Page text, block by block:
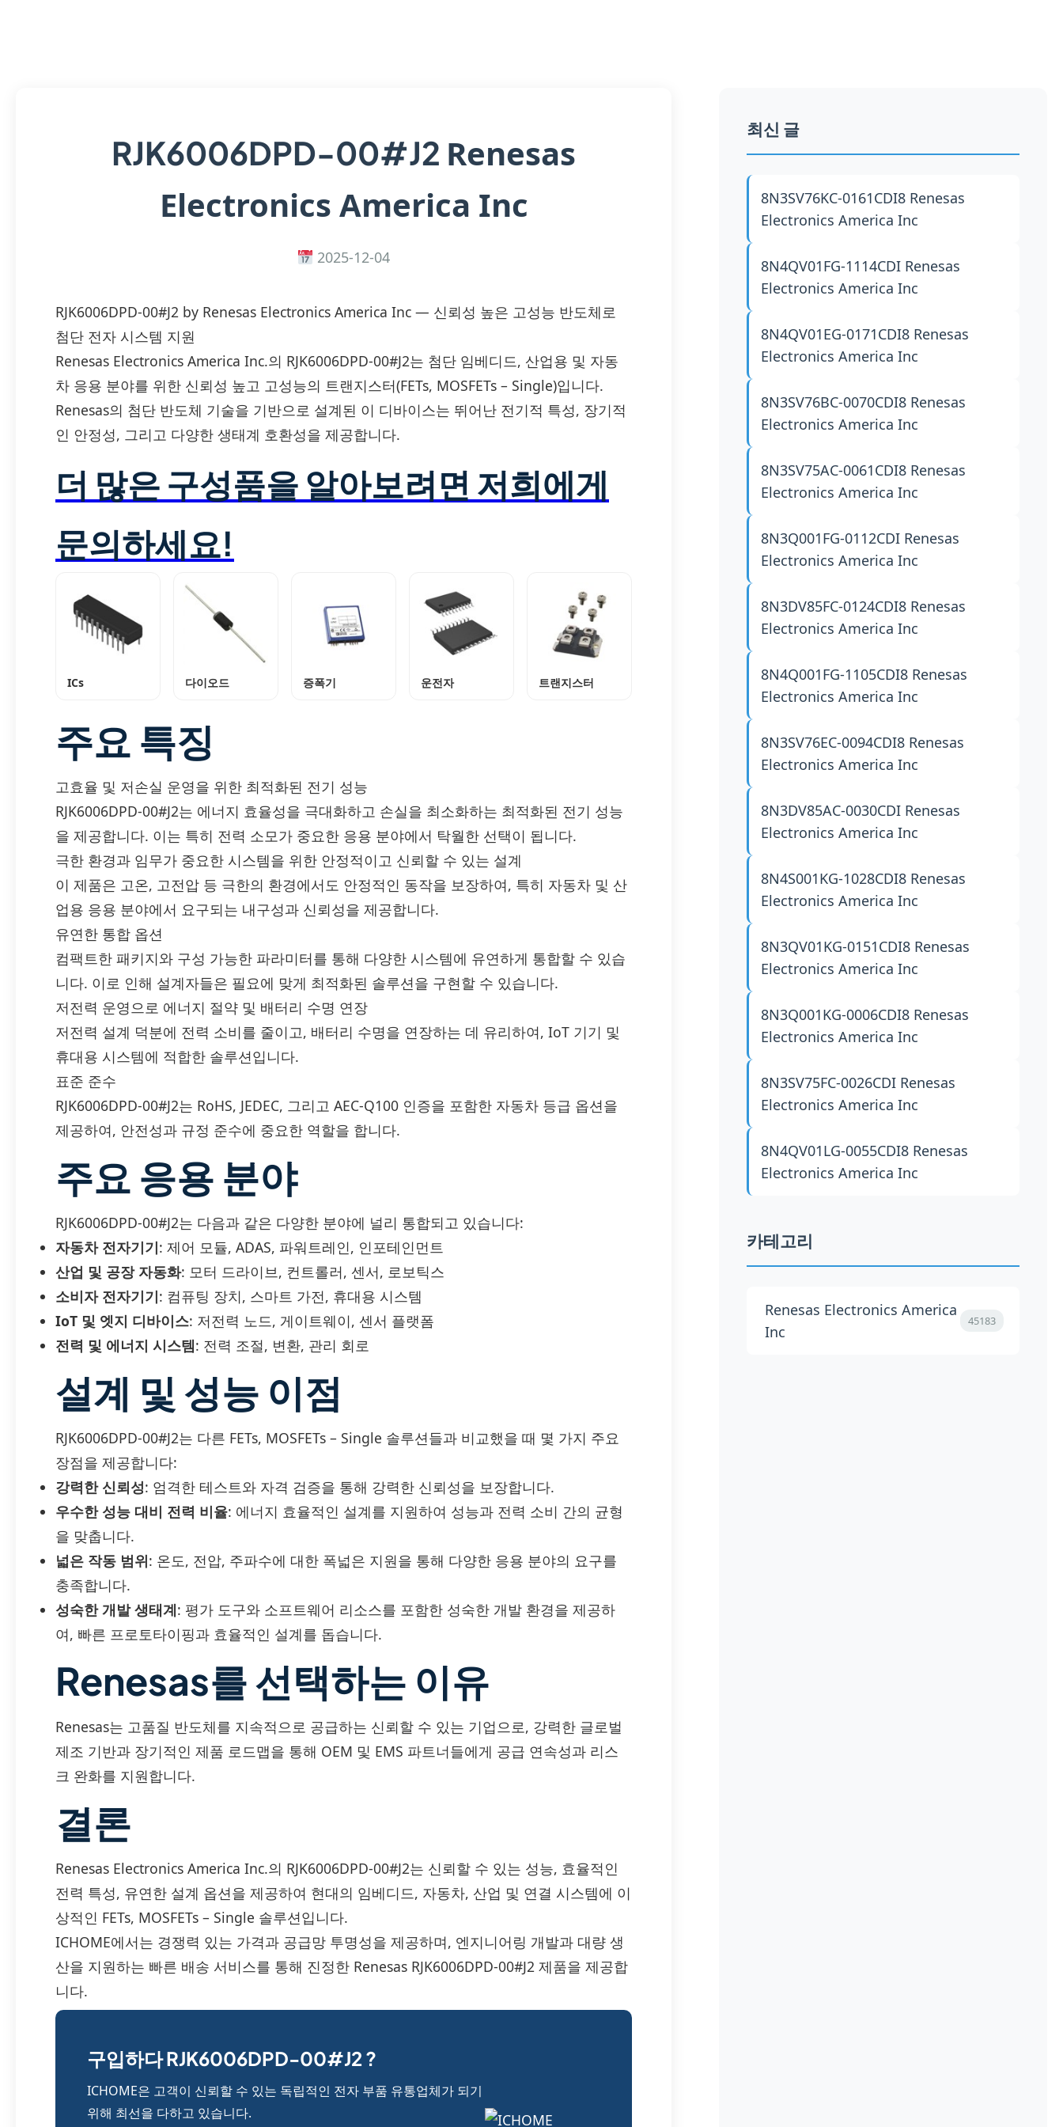
RJK6006DPD-00#J2 Renesas
Electronics America Inc
2025-12-04
RJK6006DPD-00#J2 by Renesas Electronics America Inc — 신뢰성 높은 고성능 반도체로
첨단 전자 시스템 지원
Renesas Electronics America Inc.의 RJK6006DPD-00#J2는 첨단 임베디드, 산업용 및 자동
차 응용 분야를 위한 신뢰성 높고 고성능의 트랜지스터(FETs, MOSFETs – Single)입니다.
Renesas의 첨단 반도체 기술을 기반으로 설계된 이 디바이스는 뛰어난 전기적 특성, 장기적
인 안정성, 그리고 다양한 생태계 호환성을 제공합니다.
더 많은 구성품을 알아보려면 저희에게
문의하세요!
ICs 다이오드 증폭기 운전자 트랜지스터
주요 특징
고효율 및 저손실 운영을 위한 최적화된 전기 성능
RJK6006DPD-00#J2는 에너지 효율성을 극대화하고 손실을 최소화하는 최적화된 전기 성능
을 제공합니다. 이는 특히 전력 소모가 중요한 응용 분야에서 탁월한 선택이 됩니다.
극한 환경과 임무가 중요한 시스템을 위한 안정적이고 신뢰할 수 있는 설계
이 제품은 고온, 고전압 등 극한의 환경에서도 안정적인 동작을 보장하여, 특히 자동차 및 산
업용 응용 분야에서 요구되는 내구성과 신뢰성을 제공합니다.
유연한 통합 옵션
컴팩트한 패키지와 구성 가능한 파라미터를 통해 다양한 시스템에 유연하게 통합할 수 있습
니다. 이로 인해 설계자들은 필요에 맞게 최적화된 솔루션을 구현할 수 있습니다.
저전력 운영으로 에너지 절약 및 배터리 수명 연장
저전력 설계 덕분에 전력 소비를 줄이고, 배터리 수명을 연장하는 데 유리하여, IoT 기기 및
휴대용 시스템에 적합한 솔루션입니다.
표준 준수
RJK6006DPD-00#J2는 RoHS, JEDEC, 그리고 AEC-Q100 인증을 포함한 자동차 등급 옵션을
제공하여, 안전성과 규정 준수에 중요한 역할을 합니다.
주요 응용 분야
RJK6006DPD-00#J2는 다음과 같은 다양한 분야에 널리 통합되고 있습니다:
자동차 전자기기: 제어 모듈, ADAS, 파워트레인, 인포테인먼트
산업 및 공장 자동화: 모터 드라이브, 컨트롤러, 센서, 로보틱스
소비자 전자기기: 컴퓨팅 장치, 스마트 가전, 휴대용 시스템
IoT 및 엣지 디바이스: 저전력 노드, 게이트웨이, 센서 플랫폼
전력 및 에너지 시스템: 전력 조절, 변환, 관리 회로
설계 및 성능 이점
RJK6006DPD-00#J2는 다른 FETs, MOSFETs – Single 솔루션들과 비교했을 때 몇 가지 주요
장점을 제공합니다:
강력한 신뢰성: 엄격한 테스트와 자격 검증을 통해 강력한 신뢰성을 보장합니다.
우수한 성능 대비 전력 비율: 에너지 효율적인 설계를 지원하여 성능과 전력 소비 간의 균형
을 맞춥니다.
넓은 작동 범위: 온도, 전압, 주파수에 대한 폭넓은 지원을 통해 다양한 응용 분야의 요구를
충족합니다.
성숙한 개발 생태계: 평가 도구와 소프트웨어 리소스를 포함한 성숙한 개발 환경을 제공하
여, 빠른 프로토타이핑과 효율적인 설계를 돕습니다.
Renesas를 선택하는 이유
Renesas는 고품질 반도체를 지속적으로 공급하는 신뢰할 수 있는 기업으로, 강력한 글로벌
제조 기반과 장기적인 제품 로드맵을 통해 OEM 및 EMS 파트너들에게 공급 연속성과 리스
크 완화를 지원합니다.
결론
Renesas Electronics America Inc.의 RJK6006DPD-00#J2는 신뢰할 수 있는 성능, 효율적인
전력 특성, 유연한 설계 옵션을 제공하여 현대의 임베디드, 자동차, 산업 및 연결 시스템에 이
상적인 FETs, MOSFETs – Single 솔루션입니다.
ICHOME에서는 경쟁력 있는 가격과 공급망 투명성을 제공하며, 엔지니어링 개발과 대량 생
산을 지원하는 빠른 배송 서비스를 통해 진정한 Renesas RJK6006DPD-00#J2 제품을 제공합
니다.
구입하다 RJK6006DPD-00#J2 ?
ICHOME은 고객이 신뢰할 수 있는 독립적인 전자 부품 유통업체가 되기
위해 최선을 다하고 있습니다.
최신 글
8N3SV76KC-0161CDI8 Renesas
Electronics America Inc
8N4QV01FG-1114CDI Renesas
Electronics America Inc
8N4QV01EG-0171CDI8 Renesas
Electronics America Inc
8N3SV76BC-0070CDI8 Renesas
Electronics America Inc
8N3SV75AC-0061CDI8 Renesas
Electronics America Inc
8N3Q001FG-0112CDI Renesas
Electronics America Inc
8N3DV85FC-0124CDI8 Renesas
Electronics America Inc
8N4Q001FG-1105CDI8 Renesas
Electronics America Inc
8N3SV76EC-0094CDI8 Renesas
Electronics America Inc
8N3DV85AC-0030CDI Renesas
Electronics America Inc
8N4S001KG-1028CDI8 Renesas
Electronics America Inc
8N3QV01KG-0151CDI8 Renesas
Electronics America Inc
8N3Q001KG-0006CDI8 Renesas
Electronics America Inc
8N3SV75FC-0026CDI Renesas
Electronics America Inc
8N4QV01LG-0055CDI8 Renesas
Electronics America Inc
카테고리
Renesas Electronics America
Inc
45183